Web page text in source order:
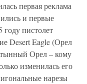
первая реклама
и первые
пистолет
Desert Eagle (Орел
Орел – кому
изменилась его
нарезы